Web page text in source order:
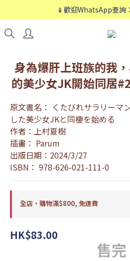
📱歡迎WhatsApp查詢
📱歡迎WhatsApp查詢
❤️會員專享：🛍購物滿
身為爆肝上班族的我
的美少女JK開始同居
原文書名： くたびれサラリーマ
した美少女JKと同棲を始める
作者：上村夏樹
插畫： Parum
出版日期：2024/3/27
ISBN： 978-626-021-111-0
全店，購物滿$800, 免運費
HK$83.00
售完